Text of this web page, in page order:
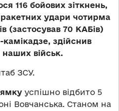
116 бойових зіткнень,
удари чотирма
(застосував 70 КАБів)
здійснив
наших військ.
ЗСУ.
успішно відбито 5
Вовчанська. Станом на